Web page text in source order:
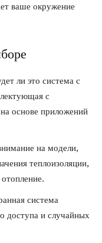
ваше окружение
ли это система с
с
основе приложений
на модели,
теплоизоляции,
система
доступа и случайных